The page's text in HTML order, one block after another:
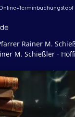
Terminbuchungstool
Rainer M.
M. Schießler -